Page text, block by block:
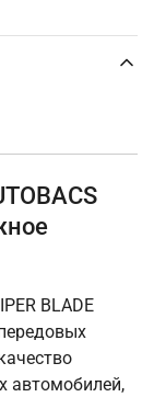
BLADE
автомобилей,